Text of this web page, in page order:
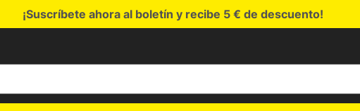
¡Suscríbete ahora al boletín y recibe 5 € de descuento!